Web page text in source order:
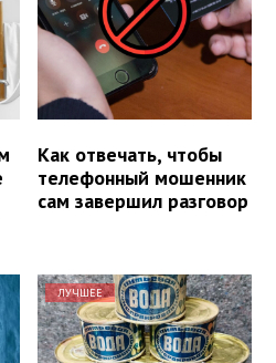
Как отвечать, чтобы
телефонный мошенник
сам завершил разговор
ЛУЧШЕЕ